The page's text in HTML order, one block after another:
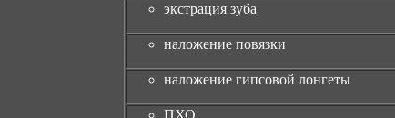
экстрация зуба
наложение повязки
наложение гипсовой лонгеты
ПХО